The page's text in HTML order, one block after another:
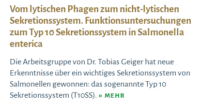
Vom lytischen Phagen zum nicht-lytischen
Sekretionssystem. Funktionsuntersuchungen
zum Typ 10 Sekretionssystem in Salmonella
enterica
Die Arbeitsgruppe von Dr. Tobias Geiger hat neue
Erkenntnisse über ein wichtiges Sekretionssystem von
Salmonellen gewonnen: das sogenannte Typ 10
Sekretionssystem (T10SS).
MEHR